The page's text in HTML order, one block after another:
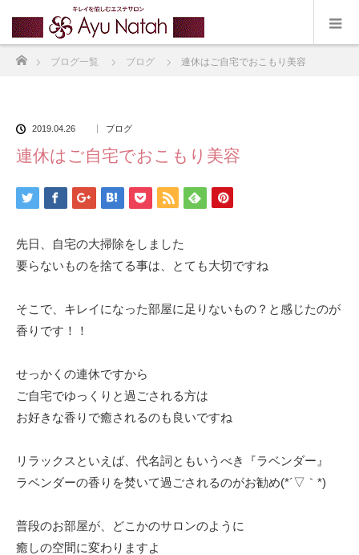
ブログ一覧 ブログ 連休はご自宅でおこもり美容
2019.04.26 ブログ
連休はご自宅でおこもり美容
先日、自宅の大掃除をしました
要らないものを捨てる事は、とても大切ですね
そこで、キレイになった部屋に足りないもの？と感じたのが
香りです！！
せっかくの連休ですから
ご自宅でゆっくりと過ごされる方は
お好きな香りで癒されるのも良いですね
リラックスといえば、代名詞ともいうべき『ラベンダー』
ラベンダーの香りを焚いて過ごされるのがお勧め(*´▽｀*)
普段のお部屋が、どこかのサロンのように
癒しの空間に変わりますよ